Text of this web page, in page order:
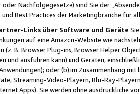
Nachfolgegesetze) sind Sie der
und Best Practices der Marketingbranche für
Links über Software und Geräte
auf eine Amazon-Website wie
B. Browser Plug-ins, Browser Helper
und ausführen kann) und Geräten,
oder (b) im Zusammenhang
Streaming-Video-Playern, Blu-Ray-
Apps). Sie werden ohne ausdrückliche